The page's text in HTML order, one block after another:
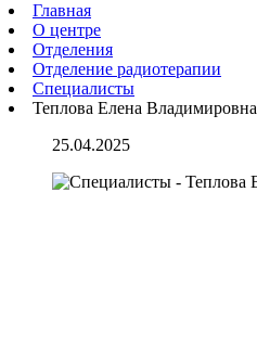
Главная
О центре
Отделения
Отделение радиотерапии
Специалисты
Теплова Елена Владимировна
25.04.2025